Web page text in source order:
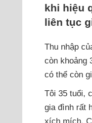
khi hiệu
liên tục
Thu nhập
còn khoảng
có thể còn
Tôi 35 tuổi,
gia đình rất
xích mích.